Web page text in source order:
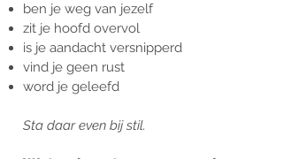
ben je weg van jezelf
zit je hoofd overvol
is je aandacht versnipperd
vind je geen rust
word je geleefd
Sta daar even bij stil.